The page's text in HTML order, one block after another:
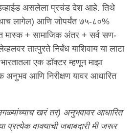
असलेला प्रचंड देश आहे. तिथे
लागेल) आणि जोपर्यंत ७५-८०%
मास्क + सामाजिक अंतर + सर्व सण-
तात्पुरते निर्बंध याशिवाय या लाटा
भारतातला एक डाॅक्टर म्हणून माझा
आणि निरीक्षण यावर आधारित
खरं तर) अनुभवावर आधारित
प्रत्येक वाक्याची जबाबदारी मी जरूर